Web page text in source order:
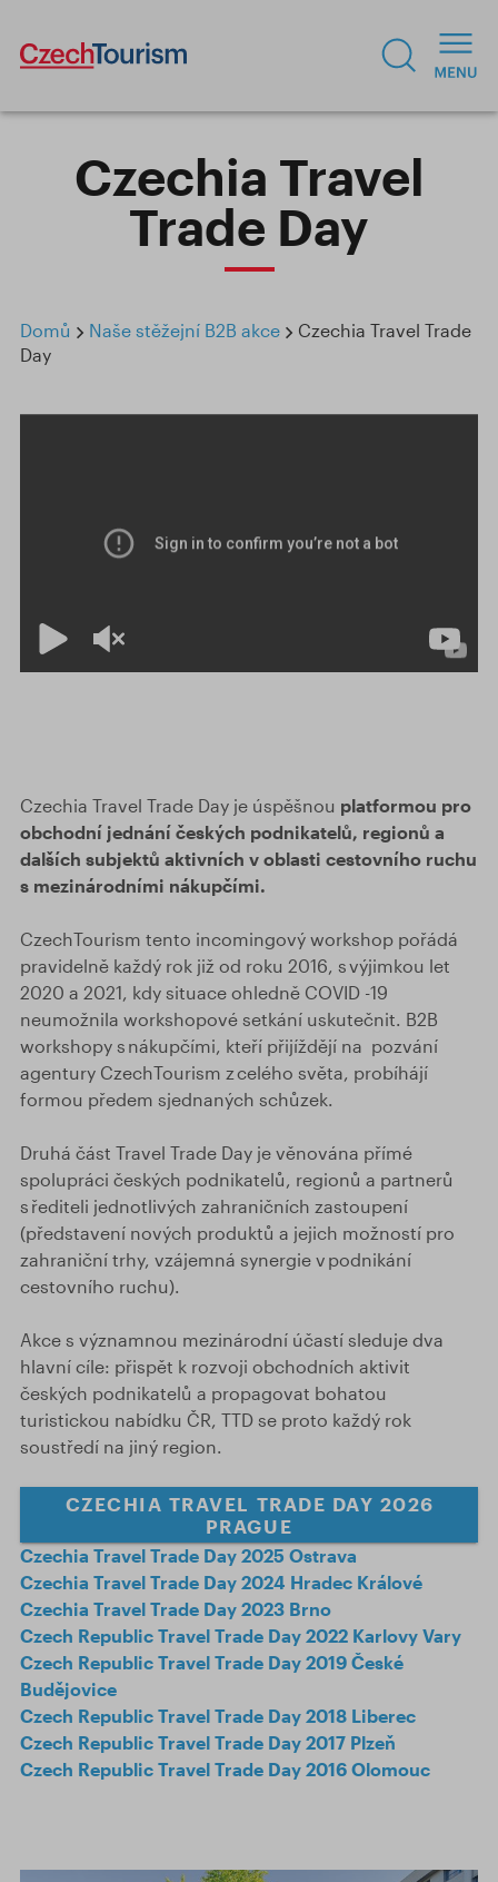
Czechia Travel
Trade Day
Domů Naše stěžejní B2B akce
Czechia Travel Trade
Day
Czechia Travel Trade Day je úspěšnou platformou pro
obchodní jednání českých podnikatelů, regionů a
dalších subjektů aktivních v oblasti cestovního ruchu
s mezinárodními nákupčími.
CzechTourism tento incomingový workshop pořádá
pravidelně každý rok již od roku 2016, s výjimkou let
2020 a 2021, kdy situace ohledně COVID -19
neumožnila workshopové setkání uskutečnit. B2B
workshopy s nákupčími, kteří přijíždějí na pozvání
agentury CzechTourism z celého světa, probíhájí
formou předem sjednaných schůzek.
Druhá část Travel Trade Day je věnována přímé
spolupráci českých podnikatelů, regionů a partnerů
s řediteli jednotlivých zahraničních zastoupení
(představení nových produktů a jejich možností pro
zahraniční trhy, vzájemná synergie v podnikání
cestovního ruchu).
Akce s významnou mezinárodní účastí sleduje dva
hlavní cíle: přispět k rozvoji obchodních aktivit
českých podnikatelů a propagovat bohatou
turistickou nabídku ČR, TTD se proto každý rok
soustředí na jiný region.
CZECHIA TRAVEL TRADE DAY 2026
PRAGUE
Czechia Travel Trade Day 2025 Ostrava
Czechia Travel Trade Day 2024 Hradec Králové
Czechia Travel Trade Day 2023 Brno
Czech Republic Travel Trade Day 2022 Karlovy Vary
Czech Republic Travel Trade Day 2019 České
Budějovice
Czech Republic Travel Trade Day 2018 Liberec
Czech Republic Travel Trade Day 2017 Plzeň
Czech Republic Travel Trade Day 2016 Olomouc